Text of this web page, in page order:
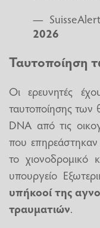
—
2026
Ταυτοποίηση
Οι ερευνητές
ταυτοποίησης των
DNA από τις
που
το χιονοδρομικό
υπουργείο
υπήκοοί της
τραυματιών.